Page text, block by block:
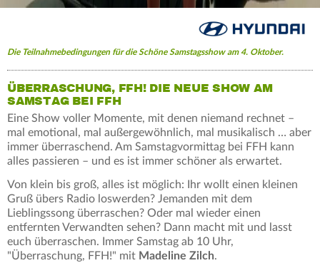
Die Teilnahmebedingungen für die Schöne Samstagsshow am 4. Oktober.
ÜBERRASCHUNG, FFH! DIE NEUE SHOW AM
SAMSTAG BEI FFH
Eine Show voller Momente, mit denen niemand rechnet –
mal emotional, mal außergewöhnlich, mal musikalisch … aber
immer überraschend. Am Samstagvormittag bei FFH kann
alles passieren – und es ist immer schöner als erwartet.
Von klein bis groß, alles ist möglich: Ihr wollt einen kleinen
Gruß übers Radio loswerden? Jemanden mit dem
Lieblingssong überraschen? Oder mal wieder einen
entfernten Verwandten sehen? Dann macht mit und lasst
euch überraschen. Immer Samstag ab 10 Uhr,
"Überraschung, FFH!" mit Madeline Zilch.